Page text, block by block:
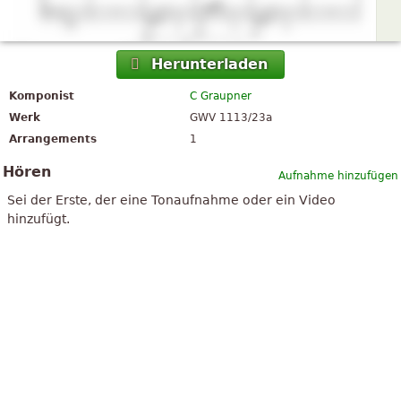
Herunterladen
Komponist
C Graupner
Werk
GWV 1113/23a
Arrangements
1
Aufnahme hinzufügen
Hören
Sei der Erste, der eine Tonaufnahme oder ein Video
hinzufügt.